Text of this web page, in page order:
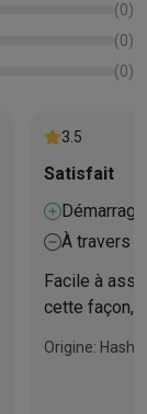
(0)
(0)
(0)
3.5
Satisfait
À travers
Facile à
cette façon,
panneaux
Origine: